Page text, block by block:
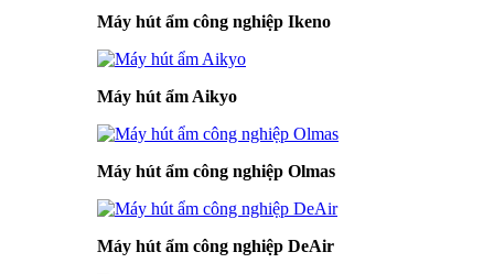
Máy hút ẩm công nghiệp Ikeno
Máy hút ẩm Aikyo
Máy hút ẩm công nghiệp Olmas
Máy hút ẩm công nghiệp DeAir